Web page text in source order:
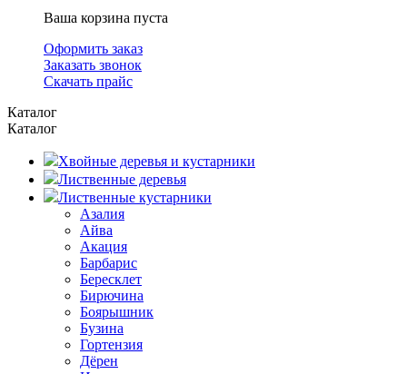
Ваша корзина пуста
Оформить заказ
Заказать звонок
Скачать прайс
Каталог
Каталог
Хвойные деревья и кустарники
Лиственные деревья
Лиственные кустарники
Азалия
Айва
Акация
Барбарис
Бересклет
Бирючина
Боярышник
Бузина
Гортензия
Дёрен